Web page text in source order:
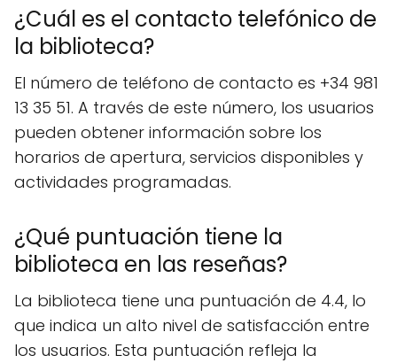
¿Cuál es el contacto telefónico de
la biblioteca?
El número de teléfono de contacto es +34 981
13 35 51. A través de este número, los usuarios
pueden obtener información sobre los
horarios de apertura, servicios disponibles y
actividades programadas.
¿Qué puntuación tiene la
biblioteca en las reseñas?
La biblioteca tiene una puntuación de 4.4, lo
que indica un alto nivel de satisfacción entre
los usuarios. Esta puntuación refleja la